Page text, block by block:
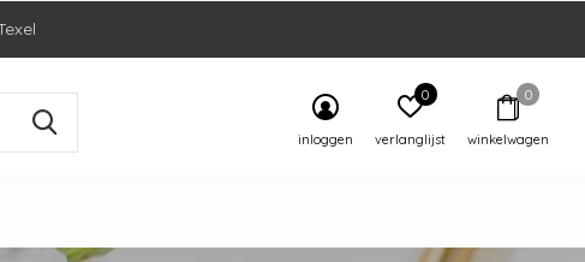
inloggen verlanglijst
0
winkelwagen
0